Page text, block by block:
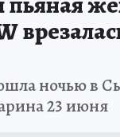
ночью в
23 июня